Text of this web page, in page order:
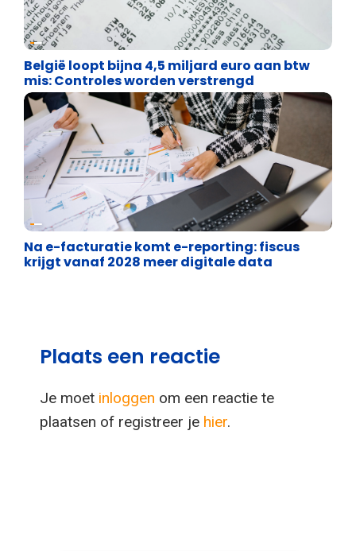
Financiële vrijheid
België loopt bijna 4,5 miljard euro aan btw
mis: Controles worden verstrengd
Financiële vrijheid
Na e-facturatie komt e-reporting: fiscus
krijgt vanaf 2028 meer digitale data
Plaats een reactie
Je moet inloggen om een reactie te
plaatsen of registreer je hier.